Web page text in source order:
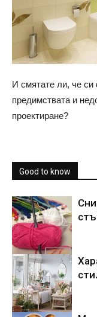
И смятате ли, че си
предимствата и
проектиране?
Good to know